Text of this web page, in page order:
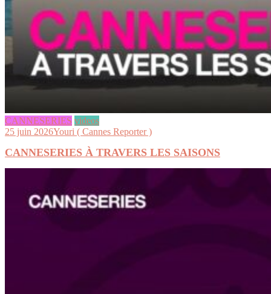
CANNESERIES videos
25 juin 2026Youri ( Cannes Reporter )
CANNESERIES À TRAVERS LES SAISONS